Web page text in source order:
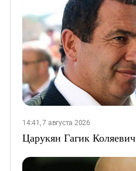
14:41, 7 августа 2026
Царукян Гагик Коляевич